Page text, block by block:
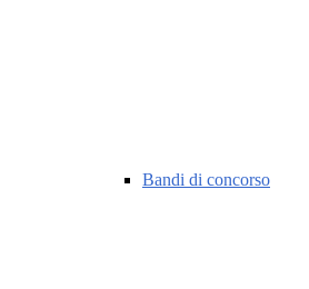
Bandi di concorso